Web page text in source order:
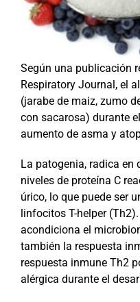
Según una publicación
Respiratory Journal, el
(jarabe de maiz, zumo
con sacarosa) durante
aumento de asma y
La patogenia, radica
niveles de proteína C
úrico, lo que puede ser
linfocitos T-helper
acondiciona el
también la respuesta
respuesta inmune Th2
alérgica durante el